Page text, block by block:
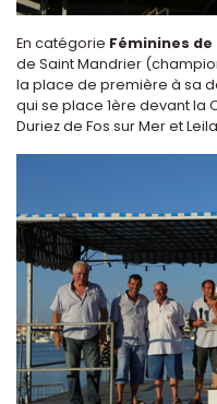
En catégorie Féminines de
de Saint Mandrier
la place de première à sa
qui se place 1ère devant la
Duriez de Fos sur Mer et